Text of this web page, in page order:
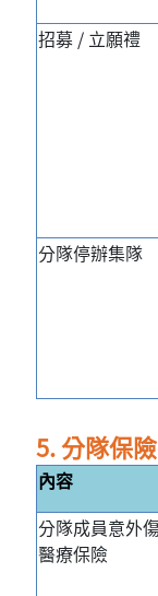
招募 / 立願禮
分隊停辦集隊
5. 分隊保
內容
分隊成員意外
醫療保險